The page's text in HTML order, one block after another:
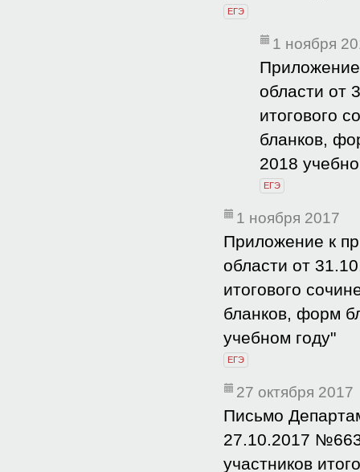
ЕГЭ
1 ноября
Приложение
области от
итогового
бланков,
2018
ЕГЭ
1 ноября 2017
Приложение к
области от
итогового
бланков, форм
учебном году"
ЕГЭ
27 октября 2017
Письмо
27.10.2017
участников